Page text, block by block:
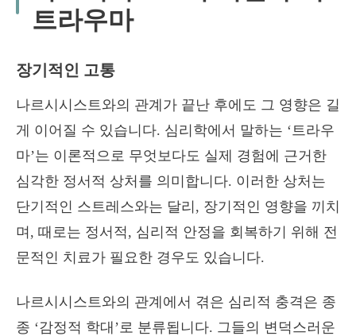
트라우마
장기적인 고통
나르시시스트와의 관계가 끝난 후에도 그 영향은 길
게 이어질 수 있습니다. 심리학에서 말하는 ‘트라우
마’는 이론적으로 무엇보다도 실제 경험에 근거한
심각한 정서적 상처를 의미합니다. 이러한 상처는
단기적인 스트레스와는 달리, 장기적인 영향을 끼치
며, 때로는 정서적, 심리적 안정을 회복하기 위해 전
문적인 치료가 필요한 경우도 있습니다.
나르시시스트와의 관계에서 겪은 심리적 충격은 종
종 ‘감정적 학대’로 분류됩니다. 그들의 변덕스러운